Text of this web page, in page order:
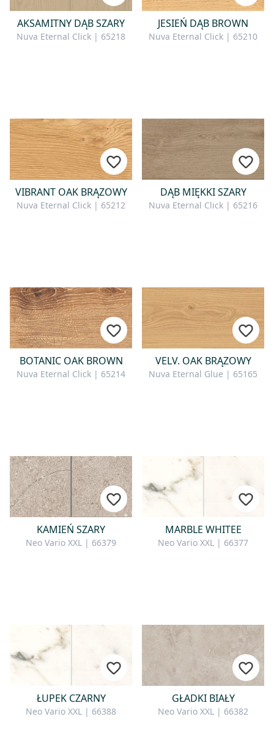
AKSAMITNY DĄB SZARY
Nuva Eternal Click | 65218
JESIEŃ DĄB BROWN
Nuva Eternal Click | 65210
VIBRANT OAK BRĄZOWY
Nuva Eternal Click | 65212
DĄB MIĘKKI SZARY
Nuva Eternal Click | 65216
BOTANIC OAK BROWN
Nuva Eternal Click | 65214
VELV. OAK BRĄZOWY
Nuva Eternal Glue | 65165
KAMIEŃ SZARY
Neo Vario XXL | 66379
MARBLE WHITEE
Neo Vario XXL | 66377
ŁUPEK CZARNY
Neo Vario XXL | 66388
GŁADKI BIAŁY
Neo Vario XXL | 66382